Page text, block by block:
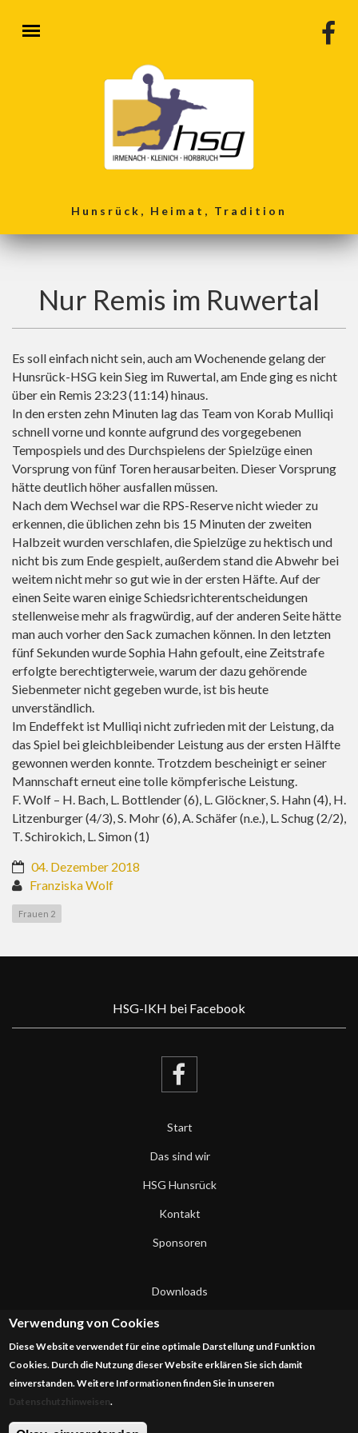
Hunsrück, Heimat, Tradition
Nur Remis im Ruwertal
Es soll einfach nicht sein, auch am Wochenende gelang der
Hunsrück-HSG kein Sieg im Ruwertal, am Ende ging es nicht
über ein Remis 23:23 (11:14) hinaus.
In den ersten zehn Minuten lag das Team von Korab Mulliqi
schnell vorne und konnte aufgrund des vorgegebenen
Tempospiels und des Durchspielens der Spielzüge einen
Vorsprung von fünf Toren herausarbeiten. Dieser Vorsprung
hätte deutlich höher ausfallen müssen.
Nach dem Wechsel war die RPS-Reserve nicht wieder zu
erkennen, die üblichen zehn bis 15 Minuten der zweiten
Halbzeit wurden verschlafen, die Spielzüge zu hektisch und
nicht bis zum Ende gespielt, außerdem stand die Abwehr bei
weitem nicht mehr so gut wie in der ersten Häfte. Auf der
einen Seite waren einige Schiedsrichterentscheidungen
stellenweise mehr als fragwürdig, auf der anderen Seite hätte
man auch vorher den Sack zumachen können. In den letzten
fünf Sekunden wurde Sophia Hahn gefoult, eine Zeitstrafe
erfolgte berechtigterweie, warum der dazu gehörende
Siebenmeter nicht gegeben wurde, ist bis heute
unverständlich.
Im Endeffekt ist Mulliqi nicht zufrieden mit der Leistung, da
das Spiel bei gleichbleibender Leistung aus der ersten Hälfte
gewonnen werden konnte. Trotzdem bescheinigt er seiner
Mannschaft erneut eine tolle kömpferische Leistung.
F. Wolf – H. Bach, L. Bottlender (6), L. Glöckner, S. Hahn (4), H.
Litzenburger (4/3), S. Mohr (6), A. Schäfer (n.e.), L. Schug (2/2),
T. Schirokich, L. Simon (1)
04. Dezember 2018
Franziska Wolf
Frauen 2
HSG-IKH bei Facebook
Start
Das sind wir
HSG Hunsrück
Kontakt
Sponsoren
Downloads
Datenschutzerklärung
Impressum
Verwendung von Cookies
Diese Website verwendet für eine optimale Darstellung und Funktion
Cookies. Durch die Nutzung dieser Website erklären Sie sich damit
einverstanden. Weitere Informationen finden Sie in unseren
Datenschutzhinweisen.